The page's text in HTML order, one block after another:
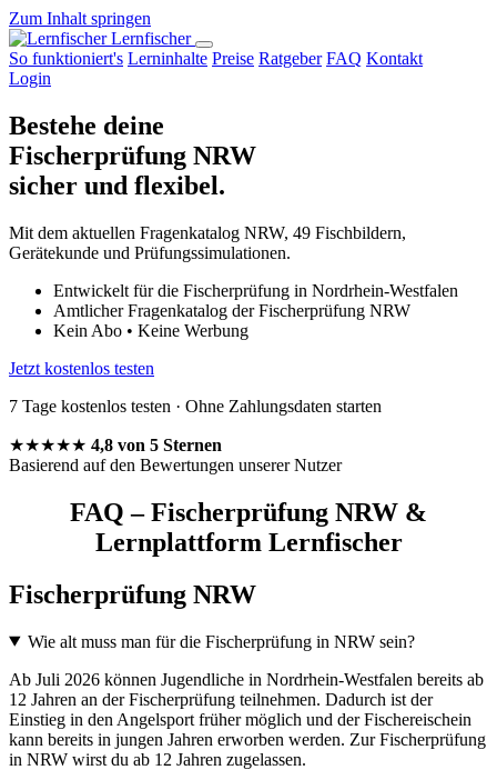
Zum Inhalt springen
Lernfischer
So funktioniert's Lerninhalte Preise Ratgeber FAQ Kontakt
Login
Bestehe deine
Fischerprüfung NRW
sicher und flexibel.
Mit dem aktuellen Fragenkatalog NRW, 49 Fischbildern,
Gerätekunde und Prüfungssimulationen.
Entwickelt für die Fischerprüfung in Nordrhein-Westfalen
Amtlicher Fragenkatalog der Fischerprüfung NRW
Kein Abo • Keine Werbung
Jetzt kostenlos testen
7 Tage kostenlos testen · Ohne Zahlungsdaten starten
★★★★★ 4,8 von 5 Sternen
Basierend auf den Bewertungen unserer Nutzer
FAQ – Fischerprüfung NRW &
Lernplattform Lernfischer
Fischerprüfung NRW
Wie alt muss man für die Fischerprüfung in NRW sein?
Ab Juli 2026 können Jugendliche in Nordrhein-Westfalen bereits ab
12 Jahren an der Fischerprüfung teilnehmen. Dadurch ist der
Einstieg in den Angelsport früher möglich und der Fischereischein
kann bereits in jungen Jahren erworben werden. Zur Fischerprüfung
in NRW wirst du ab 12 Jahren zugelassen.